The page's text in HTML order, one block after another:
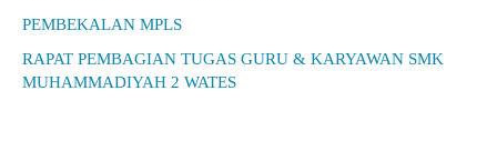
PEMBEKALAN MPLS
RAPAT PEMBAGIAN TUGAS GURU & KARYAWAN SMK
MUHAMMADIYAH 2 WATES